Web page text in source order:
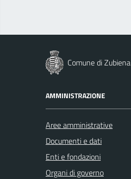
Comune di Zubiena
AMMINISTRAZIONE
Aree amministrative
Documenti e dati
Enti e fondazioni
Organi di governo